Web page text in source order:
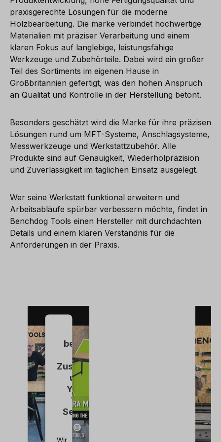
praxisgerechte Lösungen für die moderne
Holzbearbeitung. Die marke verbindet hochwertige
Materialien mit präziser Verarbeitung und einem
klaren Fokus auf langlebige, leistungsfähige
Werkzeuge und Zubehörteile. Dabei wird ein großer
Teil des Sortiments im eigenen Hause in
Großbritannien gefertigt, was den hohen Anspruch
an Qualität und Kontrolle in der Herstellung betont.
Besonders geschätzt wird die Marke für ihre präzisen
Lösungen rund um MFT-Systeme, Anschlagsysteme,
Messwerkzeuge und Werkstattzubehör. Alle
Produkte sind auf Genauigkeit, Wiederholpräzision
und Zuverlässigkeit im täglichen Einsatz ausgelegt.
Wer seine Werkstatt funktional erweitern und
Arbeitsabläufe spürbar verbessern möchte, findet in
Benchdog Tools einen Hersteller mit durchdachten
Details und einem klaren Verständnis für die
Anforderungen in der Praxis.
Wir
benötigen
Ihre
Zustimmung,
um den
YouTube
Video-
Service zu
laden!
Wir